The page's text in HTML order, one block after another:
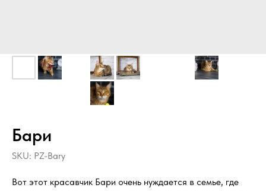
Бари
SKU: PZ-Bary
Вот этот красавчик Бари очень нуждается в семье, где